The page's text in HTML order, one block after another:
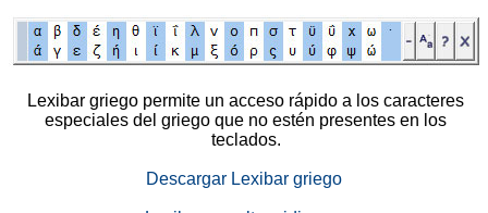
Lexibar griego permite un acceso rápido a los caracteres
especiales del griego que no estén presentes en los
teclados.
Descargar Lexibar griego